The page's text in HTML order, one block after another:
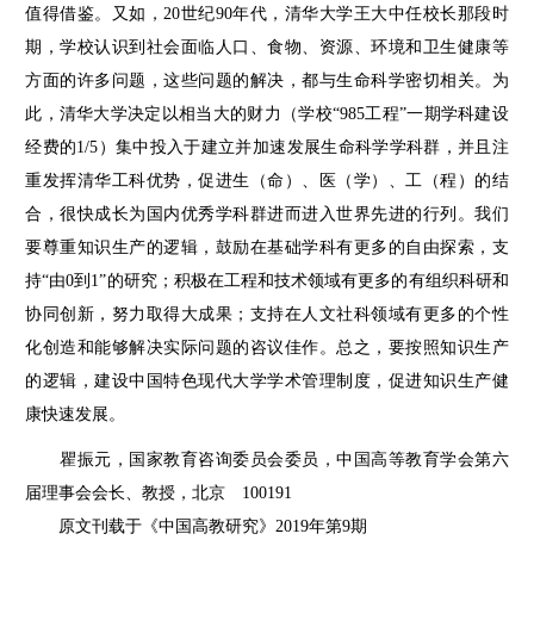
值得借鉴。又如，20世纪90年代，清华大学王大中任校长那段时
期，学校认识到社会面临人口、食物、资源、环境和卫生健康等
方面的许多问题，这些问题的解决，都与生命科学密切相关。为
此，清华大学决定以相当大的财力（学校“985工程”一期学科建设
经费的1/5）集中投入于建立并加速发展生命科学学科群，并且注
重发挥清华工科优势，促进生（命）、医（学）、工（程）的结
合，很快成长为国内优秀学科群进而进入世界先进的行列。我们
要尊重知识生产的逻辑，鼓励在基础学科有更多的自由探索，支
持“由0到1”的研究；积极在工程和技术领域有更多的有组织科研和
协同创新，努力取得大成果；支持在人文社科领域有更多的个性
化创造和能够解决实际问题的咨议佳作。总之，要按照知识生产
的逻辑，建设中国特色现代大学学术管理制度，促进知识生产健
康快速发展。
瞿振元，国家教育咨询委员会委员，中国高等教育学会第六
届理事会会长、教授，北京 100191
原文刊载于《中国高教研究》2019年第9期